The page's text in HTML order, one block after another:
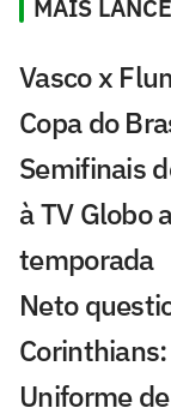
MAIS
Vasco x
Copa do
Semifinais
à TV Globo
temporada
Neto
Uniforme